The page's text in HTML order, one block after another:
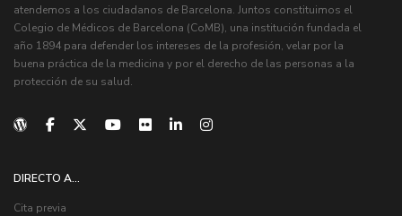
atendemos a los ciudadanos de Barcelona. Juntos constituimos el
Colegio de Médicos de Barcelona (CoMB), una institución fundada el
año 1894 para defender los intereses de la profesión, velar por la
buena práctica de la medicina y por el derecho de las personas a la
protección de su salud.
DIRECTO A...
Cita previa